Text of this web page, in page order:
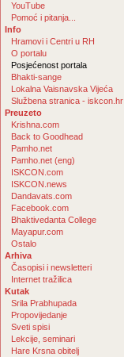
YouTube
Pomoć i pitanja...
Info
Hramovi i Centri u RH
O portalu
Posjećenost portala
Bhakti-sange
Lokalna Vaisnavska Vijeća
Službena stranica - iskcon.hr
Preuzeto
Krishna.com
Back to Goodhead
Pamho.net
Pamho.net (eng)
ISKCON.com
ISKCON.news
Dandavats.com
Facebook.com
Bhaktivedanta College
Mayapur.com
Ostalo
Arhiva
Časopisi i newsletteri
Internet tražilica
Kutak
Srila Prabhupada
Propovijedanje
Sveti spisi
Lekcije, seminari
Hare Krsna obitelj